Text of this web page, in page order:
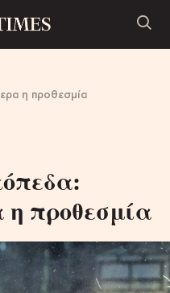
η προθεσμία
προθεσμία